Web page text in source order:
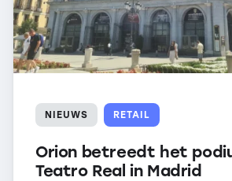
NIEUWS RETAIL
Orion betreedt het
Teatro Real in Madrid